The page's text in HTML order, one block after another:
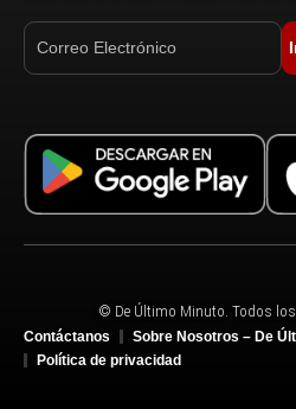
© De Último Minuto. Todos los
Contáctanos
Sobre Nosotros – De
Política de privacidad